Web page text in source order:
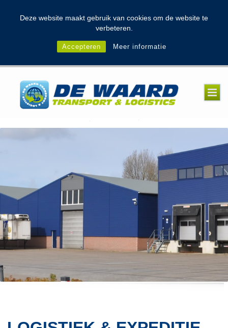
Deze website maakt gebruik van cookies om de website te
verbeteren.
Accepteren Meer informatie